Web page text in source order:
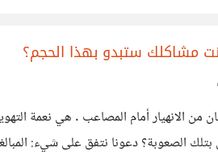
مشاكلك ستبدو بهذا الحجم؟
من الانهيار أمام المصاعب . هي نعمة
الصعوبة؟ دعونا نتفق على شيء: